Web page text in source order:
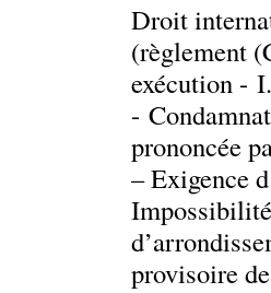
Droit
(règlement
exécution -
-
prononcée
– Exigence
provisoire